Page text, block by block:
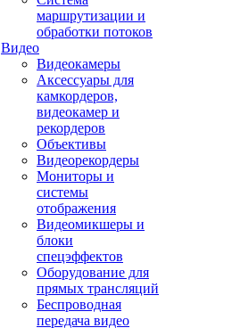
маршрутизации и
обработки потоков
Видео
Видеокамеры
Аксессуары для
камкордеров,
видеокамер и
рекордеров
Объективы
Видеорекордеры
Мониторы и
системы
отображения
Видеомикшеры и
блоки
спецэффектов
Оборудование для
прямых трансляций
Беспроводная
передача видео